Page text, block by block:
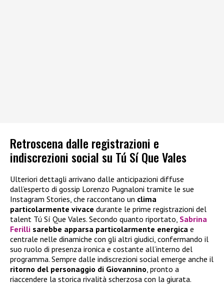
Retroscena dalle registrazioni e
indiscrezioni social su Tú Sí Que Vales
Ulteriori dettagli arrivano dalle anticipazioni diffuse
dall’esperto di gossip Lorenzo Pugnaloni tramite le sue
Instagram Stories, che raccontano un clima
particolarmente vivace durante le prime registrazioni del
talent Tú Sí Que Vales. Secondo quanto riportato, Sabrina
Ferilli sarebbe apparsa particolarmente energica e
centrale nelle dinamiche con gli altri giudici, confermando il
suo ruolo di presenza ironica e costante all’interno del
programma. Sempre dalle indiscrezioni social emerge anche il
ritorno del personaggio di Giovannino, pronto a
riaccendere la storica rivalità scherzosa con la giurata.